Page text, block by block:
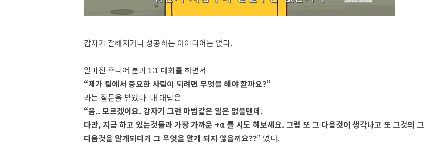
갑자기 잘해지거나 성공하는 아이디어는 없다.
얼마전 주니어 분과 1:1 대화를 하면서
“제가 팀에서 중요한 사람이 되려면 무엇을 해야 할까요?”
라는 질문을 받았다. 내 대답은
“음.. 모르겠어요. 갑자기 그런 마법같은 일은 없을텐데.
다만, 지금 하고 있는것들과 가장 가까운 +⍺ 를 시도 해보세요. 그럼 또 그 다음것이 생각나고 또 그것의 그
다음것을 알게되다가 그 무엇을 알게 되지 않을까요??” 였다.